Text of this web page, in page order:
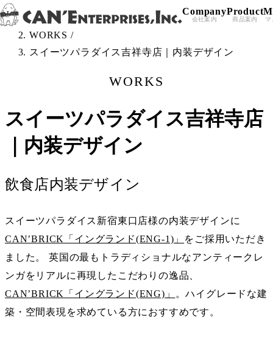
Skip to content
Company
会社案内
Product
商品案内 マ
TOP /
WORKS /
スイーツパラダイス吉祥寺店｜内装デザイン
WORKS
スイーツパラダイス吉祥寺店
｜内装デザイン
飲食店内装デザイン
スイーツパラダイス新宿東口店様の内装デザインに
CAN’BRICK「イングランド(ENG-1)」
をご採用いただき
ました。 英国の最もトラディショナルなアンティークレ
ンガをリアルに再現したこだわりの逸品、
CAN’BRICK「イングランド(ENG)」
。ハイグレードな建
築・空間表現を求めている方におすすめです。